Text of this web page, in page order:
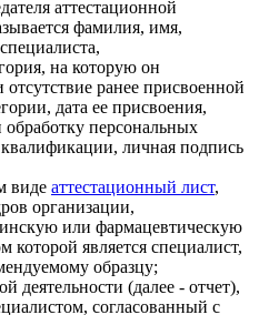
аттестационной
фамилия, имя,
на которую он
ранее присвоенной
дата ее присвоения,
обработку персональных
личная подпись
виде аттестационный лист,
организации,
или фармацевтическую
которой является специалист,
образцу;
деятельности (далее - отчет),
согласованный с